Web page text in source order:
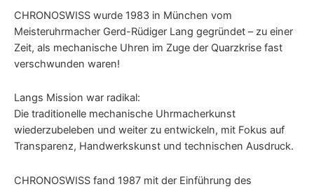
CHRONOSWISS wurde 1983 in München vom
Meisteruhrmacher Gerd-Rüdiger Lang gegründet – zu einer
Zeit, als mechanische Uhren im Zuge der Quarzkrise fast
verschwunden waren!
Langs Mission war radikal:
Die traditionelle mechanische Uhrmacherkunst
wiederzubeleben und weiter zu entwickeln, mit Fokus auf
Transparenz, Handwerkskunst und technischen Ausdruck.
CHRONOSWISS fand 1987 mit der Einführung des